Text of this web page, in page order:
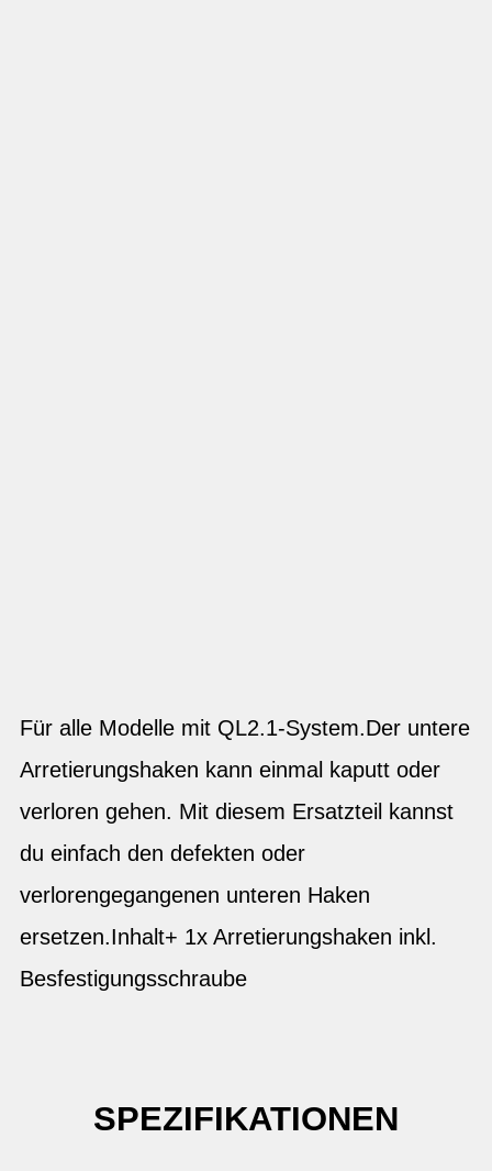
Für alle Modelle mit QL2.1-System.Der untere
Arretierungshaken kann einmal kaputt oder
verloren gehen. Mit diesem Ersatzteil kannst
du einfach den defekten oder
verlorengegangenen unteren Haken
ersetzen.Inhalt+ 1x Arretierungshaken inkl.
Besfestigungsschraube
SPEZIFIKATIONEN